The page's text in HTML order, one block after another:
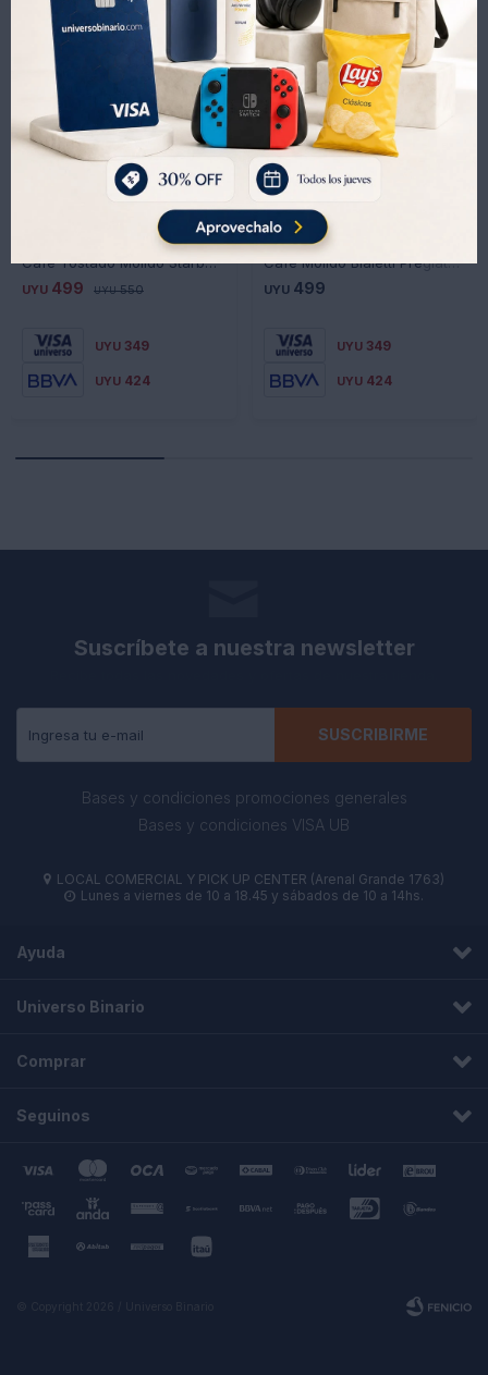
Cafe Tostado Molido Starbucks Veranda Blend Blonde Roast
UYU 499 UYU 550
UYU 349
UYU 424
Café Molido Bialetti Pregiato 250 grs.
UYU 499
UYU 349
UYU 424
Suscríbete a nuestra newsletter
SUSCRIBIRME
Bases y condiciones promociones generales
Bases y condiciones VISA UB
 LOCAL COMERCIAL Y PICK UP CENTER (Arenal Grande 1763)
 Lunes a viernes de 10 a 18.45 y sábados de 10 a 14hs.
Ayuda
Universo Binario
Comprar
Seguinos